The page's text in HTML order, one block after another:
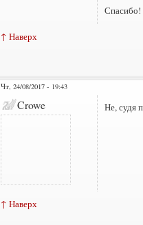
Спасибо!
↑ Наверх
Чт, 24/08/2017 - 19:43
Crowe Не, судя
↑ Наверх